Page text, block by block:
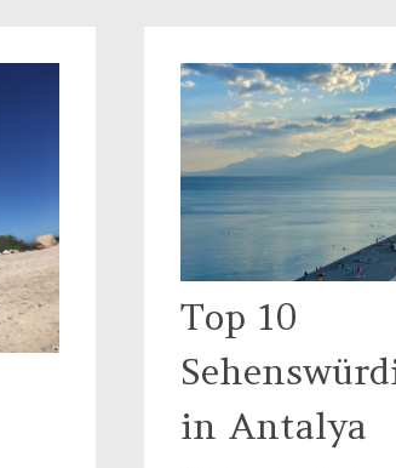
Top 10
in Antalya